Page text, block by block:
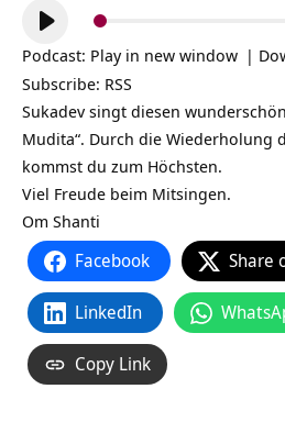
Audio-
Player
Podcast: Play in new window |
Subscribe: RSS
Sukadev singt diesen
Mudita“. Durch die Wiederholung
kommst du zum Höchsten.
Viel Freude beim Mitsingen.
Om Shanti
Facebook Share
LinkedIn
Copy Link